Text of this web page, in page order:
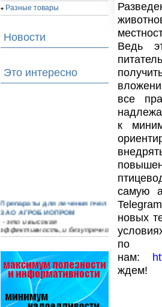
Разные товары
Новости
Это интересно
Препараты для лечения пчел
ЗАО АГРОБИОПРОМ
- это и высокая
эффективность, и безупречно
стабильные качество…
Пчёлы умеют считать до
четырёх.
Проведя серию
экспериментов, учёные
выяснили, что медоносные
пчёлы превосходят…
Ведь
все
к
самую
новых
по
нам:
ждем!